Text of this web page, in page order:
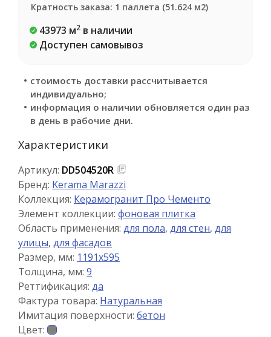
Кратность заказа: 1 паллета (51.624 м2)
43973 м2 в наличии
Доступен самовывоз
стоимость доставки рассчитывается
индивидуально;
информация о наличии обновляется один раз
в день в рабочие дни.
Характеристики
Артикул: DD504520R
Бренд: Kerama Marazzi
Коллекция: Керамогранит Про Чементо
Элемент коллекции: фоновая плитка
Область применения: для пола, для стен, для
улицы, для фасадов
Размер, мм: 1191x595
Толщина, мм: 9
Реттификация: да
Фактура товара: Натуральная
Имитация поверхности: бетон
Цвет: